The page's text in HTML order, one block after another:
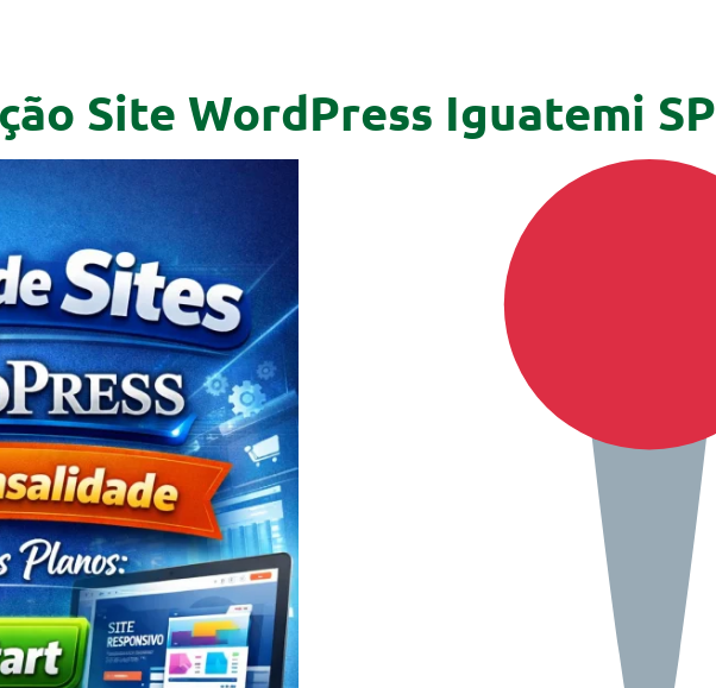
Site WordPress Iguatemi SP